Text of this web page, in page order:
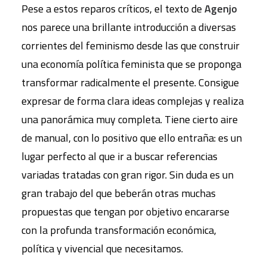
Pese a estos reparos críticos, el texto deAgenjo
nos parece una brillante introducción a diversas
corrientes del feminismo desde las que construir
una economía política feminista que se proponga
transformar radicalmente el presente. Consigue
expresar de forma clara ideas complejas y realiza
una panorámica muy completa. Tiene cierto aire
de manual, con lo positivo que ello entraña: es un
lugar perfecto al que ir a buscar referencias
variadas tratadas con gran rigor. Sin duda es un
gran trabajo del que beberán otras muchas
propuestas que tengan por objetivo encararse
con la profunda transformación económica,
política y vivencial que necesitamos.